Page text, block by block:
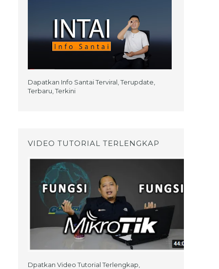
Dapatkan Info Santai Terviral, Terupdate,
Terbaru, Terkini
VIDEO TUTORIAL TERLENGKAP
Dpatkan Video Tutorial Terlengkap,